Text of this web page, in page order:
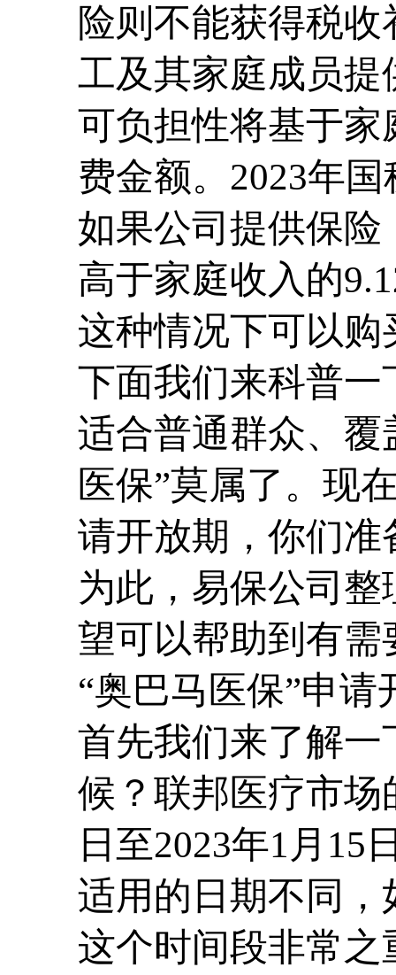
险则不能获得税
工及其家庭成员
可负担性将基于
费金额。2023年
如果公司提供保
高于家庭收入的
这种情况下可以
下面我们来科普
适合普通群众、覆
医保”莫属了。现
请开放期，你们准
为此，易保公司整
望可以帮助到有需
“奥巴马医保”申请
首先我们来了解一
候？联邦医疗市场
日至2023年1月15
适用的日期不同，
这个时间段非常